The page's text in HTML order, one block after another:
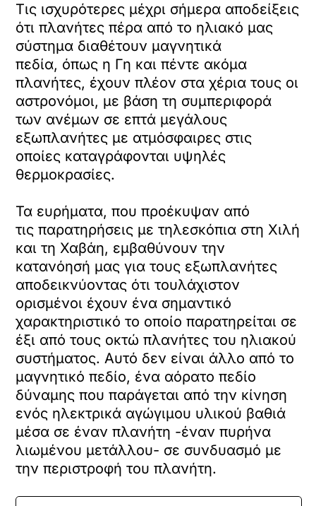
Τις ισχυρότερες μέχρι σήμερα αποδείξεις
ότι πλανήτες πέρα από το ηλιακό μας
σύστημα διαθέτουν μαγνητικά
πεδία, όπως η Γη και πέντε ακόμα
πλανήτες, έχουν πλέον στα χέρια τους οι
αστρονόμοι, με βάση τη συμπεριφορά
των ανέμων σε επτά μεγάλους
εξωπλανήτες με ατμόσφαιρες στις
οποίες καταγράφονται υψηλές
θερμοκρασίες.
Τα ευρήματα, που προέκυψαν από
τις παρατηρήσεις με τηλεσκόπια στη Χιλή
και τη Χαβάη, εμβαθύνουν την
κατανόησή μας για τους εξωπλανήτες
αποδεικνύοντας ότι τουλάχιστον
ορισμένοι έχουν ένα σημαντικό
χαρακτηριστικό το οποίο παρατηρείται σε
έξι από τους οκτώ πλανήτες του ηλιακού
συστήματος. Αυτό δεν είναι άλλο από το
μαγνητικό πεδίο, ένα αόρατο πεδίο
δύναμης που παράγεται από την κίνηση
ενός ηλεκτρικά αγώγιμου υλικού βαθιά
μέσα σε έναν πλανήτη -έναν πυρήνα
λιωμένου μετάλλου- σε συνδυασμό με
την περιστροφή του πλανήτη.